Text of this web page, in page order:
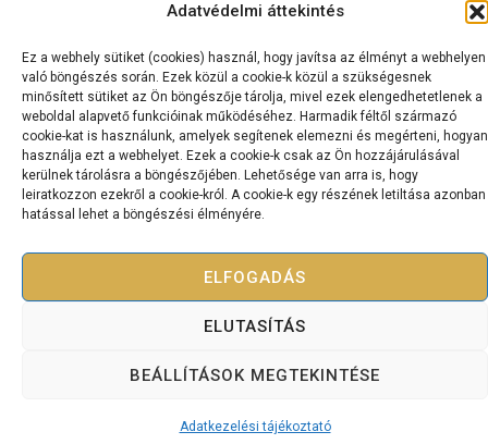
Adatvédelmi áttekintés
Ez a webhely sütiket (cookies) használ, hogy javítsa az élményt a webhelyen
való böngészés során. Ezek közül a cookie-k közül a szükségesnek
minősített sütiket az Ön böngészője tárolja, mivel ezek elengedhetetlenek a
weboldal alapvető funkcióinak működéséhez. Harmadik féltől származó
cookie-kat is használunk, amelyek segítenek elemezni és megérteni, hogyan
használja ezt a webhelyet. Ezek a cookie-k csak az Ön hozzájárulásával
kerülnek tárolásra a böngészőjében. Lehetősége van arra is, hogy
leiratkozzon ezekről a cookie-król. A cookie-k egy részének letiltása azonban
hatással lehet a böngészési élményére.
ELFOGADÁS
ELUTASÍTÁS
BEÁLLÍTÁSOK MEGTEKINTÉSE
Adatkezelési tájékoztató
Kapcsolat
Cashflow Mérnök International Kft.
2120 Dunakeszi, Dr. Brusznyai Árpád utca 3. Fszt. 2.
+36 70 334 5177
cashflowmernok@gmail.com
Copyright © 2025 Bevétel Teremtés Akadémia – Minden jog
fenntartva.